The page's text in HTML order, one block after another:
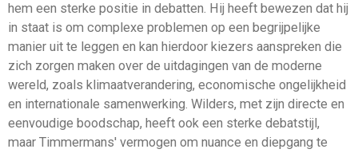
hem een sterke positie in debatten. Hij heeft bewezen dat hij
in staat is om complexe problemen op een begrijpelijke
manier uit te leggen en kan hierdoor kiezers aanspreken die
zich zorgen maken over de uitdagingen van de moderne
wereld, zoals klimaatverandering, economische ongelijkheid
en internationale samenwerking. Wilders, met zijn directe en
eenvoudige boodschap, heeft ook een sterke debatstijl,
maar Timmermans' vermogen om nuance en diepgang te